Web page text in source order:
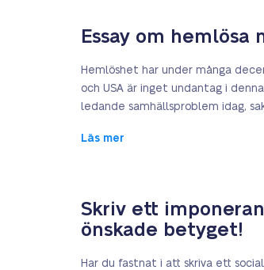
Essay om
Hemlöshet har under många
och USA är inget undantag i
ledande samhällsproblem idag,
Läs mer
Skriv ett
önskade betyget!
Har du fastnat i att skriva ett